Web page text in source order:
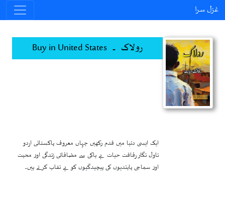
غزل سرا
رولاک ۔ Buy in United States
ایک ایسی دنیا میں قدم رکھیں جہاں معروف پاکستانی اردو
ناول نگار رفاقت حیات بے باکی سے مضافاتی زندگی اور محبت
اور سماجی پابندیوں کی پیچیدگیوں کو بے نقاب کرتے ہیں۔